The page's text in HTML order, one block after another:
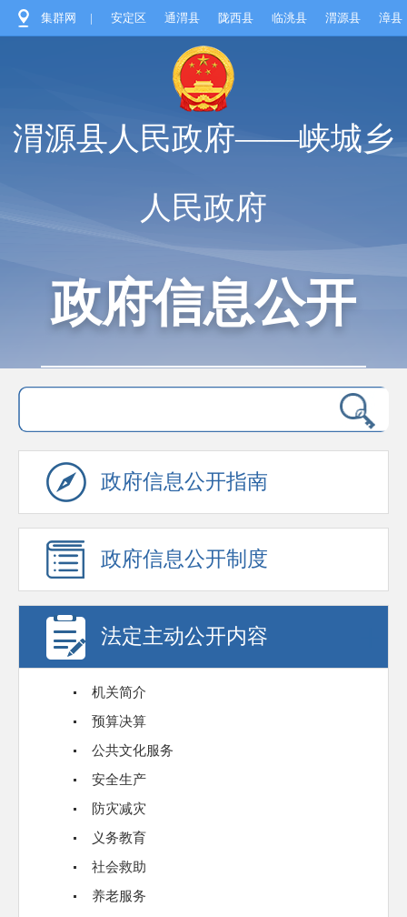
集群网 | 安定区 通渭县 陇西县 临洮县 渭源县 漳县
渭源县人民政府——峡城乡
人民政府
政府信息公开
政府信息公开指南
政府信息公开制度
法定主动公开内容
机关简介
预算决算
公共文化服务
安全生产
防灾减灾
义务教育
社会救助
养老服务